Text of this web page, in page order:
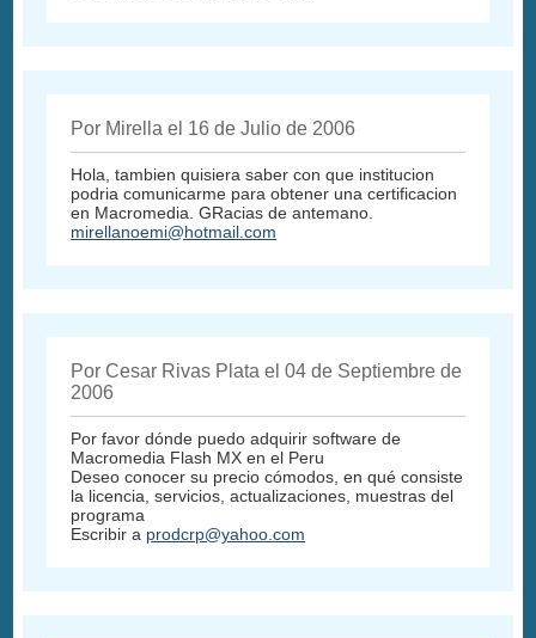
Por Mirella el 16 de Julio de 2006
Hola, tambien quisiera saber con que institucion
podria comunicarme para obtener una certificacion
en Macromedia. GRacias de antemano.
mirellanoemi@hotmail.com
Por Cesar Rivas Plata el 04 de Septiembre de
2006
Por favor dónde puedo adquirir software de
Macromedia Flash MX en el Peru
Deseo conocer su precio cómodos, en qué consiste
la licencia, servicios, actualizaciones, muestras del
programa
Escribir a prodcrp@yahoo.com